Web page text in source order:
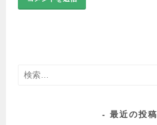
検
最近の投稿